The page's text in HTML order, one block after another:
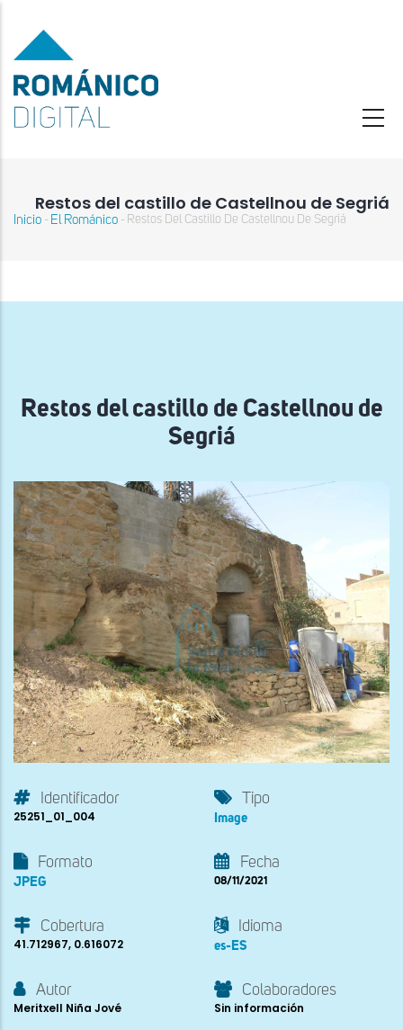
contenido
principal
Restos del castillo de Castellnou de Segriá
navegación
Inicio - El Románico - Restos Del Castillo De Castellnou De Segriá
Restos del castillo de Castellnou de
Segriá
Identificador
25251_01_004
Tipo
Image
Formato
JPEG
Fecha
08/11/2021
Cobertura
41.712967, 0.616072
Idioma
es-ES
Autor
Meritxell Niña Jové
Colaboradores
Sin información